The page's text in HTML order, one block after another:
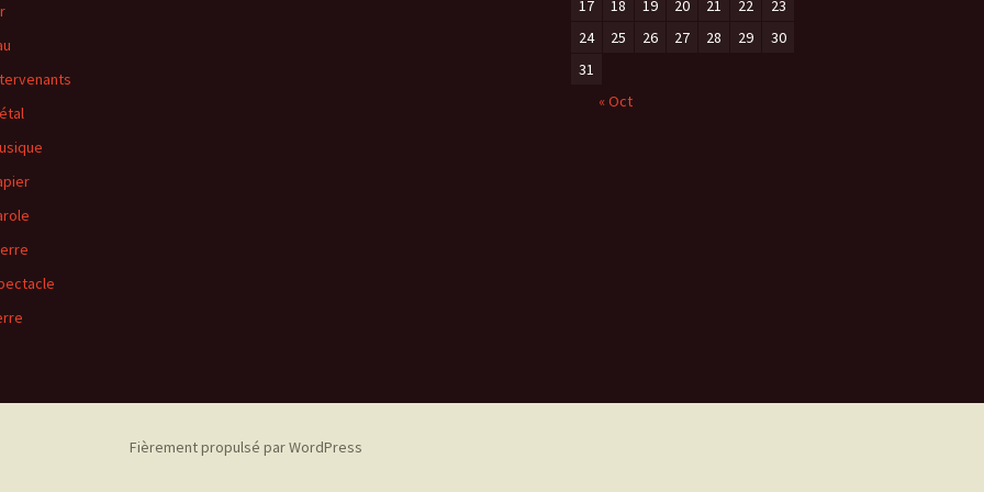
17
18 19 20 21 22
23
24
25 26 27 28 29
30
31
« Oct
Fièrement propulsé par WordPress